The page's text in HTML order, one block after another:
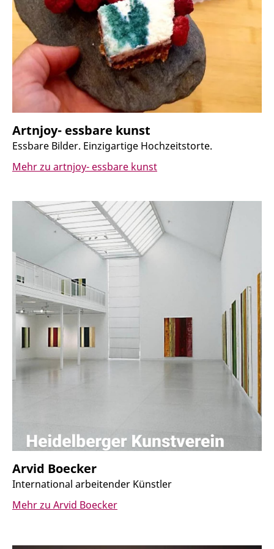
artnjoy- essbare kunst
Essbare Bilder. Einzigartige Hochzeitstorte.
Mehr zu artnjoy- essbare kunst
Arvid Boecker
International arbeitender Künstler
Mehr zu Arvid Boecker